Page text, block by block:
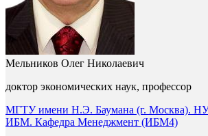
Мельников Олег Николаевич
доктор экономических наук, профессор
МГТУ имени Н.Э. Баумана (г. Москва).
ИБМ. Кафедра Менеджмент (ИБМ4)